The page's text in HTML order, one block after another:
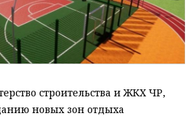
строительства и ЖКХ ЧР,
новых зон отдыха